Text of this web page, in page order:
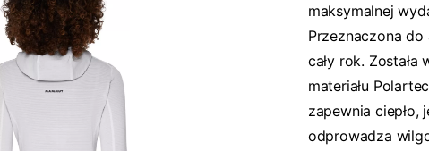
maksymalnej
Przeznaczona
cały rok.
materiału
zapewnia ciepło,
odprowadza